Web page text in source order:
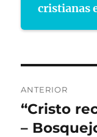
cristianas
de
entradas
ANTERIOR
Entrada
anterior:
“Cristo
–